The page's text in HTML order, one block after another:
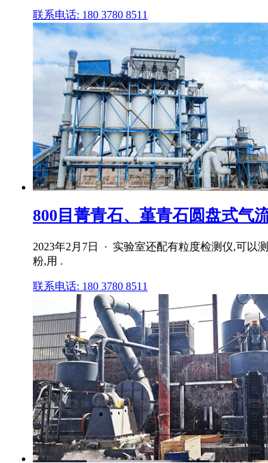
联系电话: 180 3780 8511
800目菁青石、堇青石圆盘式气
2023年2月7日 · 实验室还配有粒度检测仪,可以
粉,用 .
联系电话: 180 3780 8511